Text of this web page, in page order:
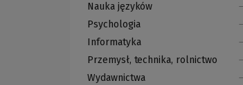
Nauka języków
Psychologia
Informatyka
Przemysł, technika, rolnictwo
Wydawnictwa